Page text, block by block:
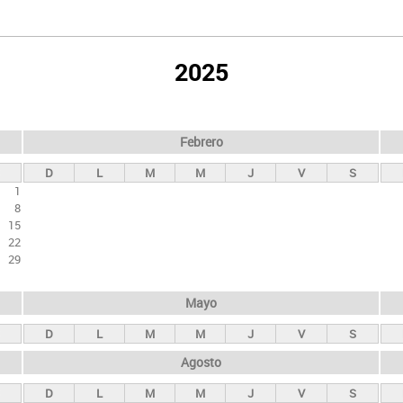
2025
1
8
15
22
29
Febrero
D L M M J V S
Mayo
D L M M J V S
Agosto
D L M M J V S